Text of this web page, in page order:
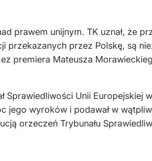
prawem unijnym. TK uznał, że
przekazanych przez Polskę, są
premiera Mateusza
Sprawiedliwości Unii Europejskiej
jego wyroków i podawał w
orzeczeń Trybunału